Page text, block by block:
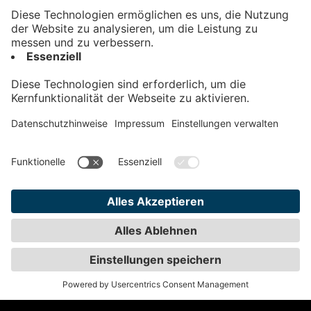
Kontakt
Impressum
Teilnahmebedingungen
Privatsphäre